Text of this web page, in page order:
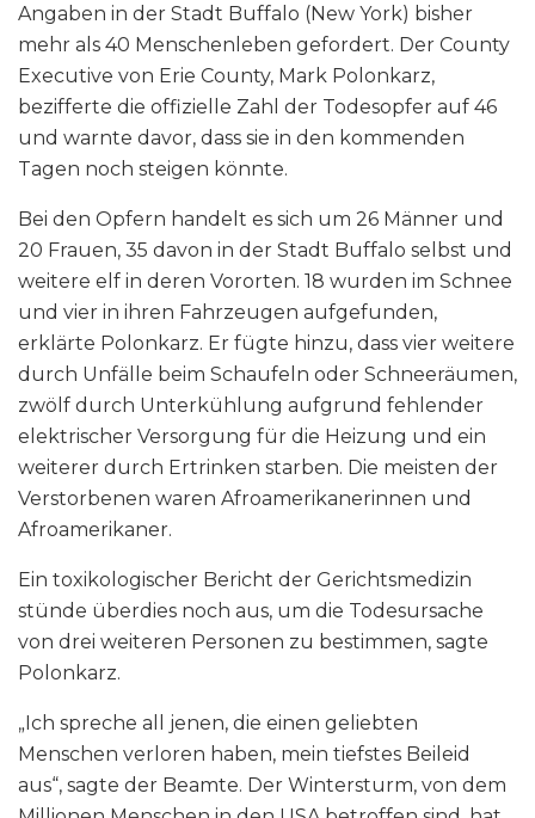
Angaben in der Stadt Buffalo (New York) bisher
mehr als 40 Menschenleben gefordert. Der County
Executive von Erie County, Mark Polonkarz,
bezifferte die offizielle Zahl der Todesopfer auf 46
und warnte davor, dass sie in den kommenden
Tagen noch steigen könnte.
Bei den Opfern handelt es sich um 26 Männer und
20 Frauen, 35 davon in der Stadt Buffalo selbst und
weitere elf in deren Vororten. 18 wurden im Schnee
und vier in ihren Fahrzeugen aufgefunden,
erklärte Polonkarz. Er fügte hinzu, dass vier weitere
durch Unfälle beim Schaufeln oder Schneeräumen,
zwölf durch Unterkühlung aufgrund fehlender
elektrischer Versorgung für die Heizung und ein
weiterer durch Ertrinken starben. Die meisten der
Verstorbenen waren Afroamerikanerinnen und
Afroamerikaner.
Ein toxikologischer Bericht der Gerichtsmedizin
stünde überdies noch aus, um die Todesursache
von drei weiteren Personen zu bestimmen, sagte
Polonkarz.
„Ich spreche all jenen, die einen geliebten
Menschen verloren haben, mein tiefstes Beileid
aus“, sagte der Beamte. Der Wintersturm, von dem